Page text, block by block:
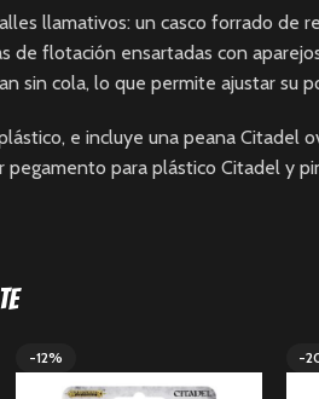
llamativos: un casco forrado de
de flotación ensartadas con
sin cola, lo que permite ajustar su
e incluye una peana Citadel
pegamento para plástico Citadel y
-12% -